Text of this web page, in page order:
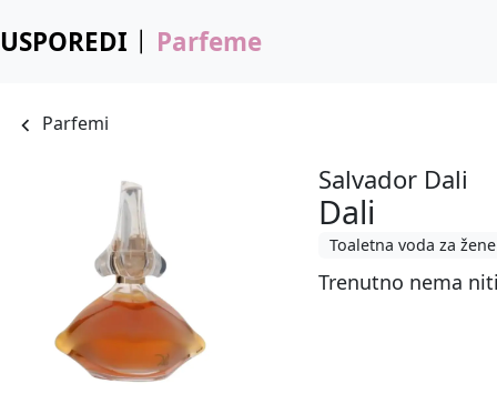
USPOREDI Parfeme
Parfemi
Salvador Dali
Dali
Toaletna voda za žene
Trenutno nema